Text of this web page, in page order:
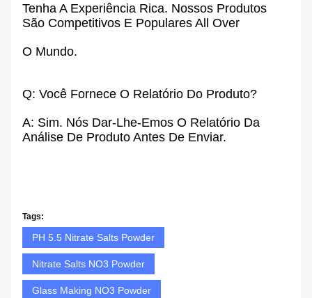
Tenha A Experiência Rica. Nossos Produtos
São Competitivos E Populares All Over
O Mundo.
Q: Você Fornece O Relatório Do Produto?
A: Sim. Nós Dar-Lhe-Emos O Relatório Da
Análise De Produto Antes De Enviar.
Tags:
PH 5.5 Nitrate Salts Powder
Nitrate Salts NO3 Powder
Glass Making NO3 Powder